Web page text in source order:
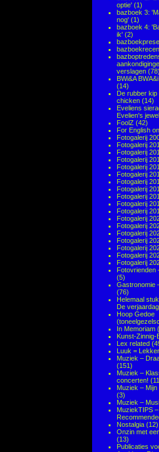
optie' (1)
bazboek 3:
nog' (1)
bazboek 4:
ik' (2)
verslagen (78)
BWi&A
(14)
De rubber
chicken (14)
Eveliens
Evelien's
FoolZ (42)
For English
Fotogalerij
Fotogalerij
Fotogalerij
Fotogalerij
Fotogalerij
Fotogalerij
Fotogalerij
Fotogalerij
Fotogalerij
Fotogalerij
Fotogalerij
Fotogalerij
Fotogalerij
Fotogalerij
Fotogalerij
Fotogalerij
Fotogalerij
Fotogalerij
Fotovrienden
(5)
Gastronomie
(76)
Helemaal
De
Hoop Gedoe
In Memoriam
Kunst-Zinnig-
Lex related
Luuk = Lekker
Muziek –
(151)
Muziek –
concerten!
Muziek –
(3)
Muziek –
MuziekTIPS –
Nostalgia (12)
Onzin met
(13)
Publicaties